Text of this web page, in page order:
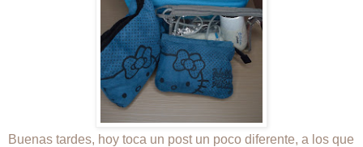
Buenas tardes, hoy toca un post un poco diferente, a los que